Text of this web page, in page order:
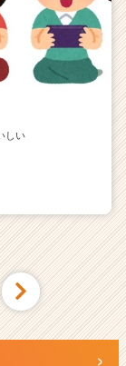
しい